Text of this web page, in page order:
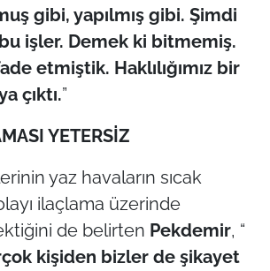
gibi, yapılmış gibi. Şimdi
işler. Demek ki bitmemiş.
etmiştik. Haklılığımız bir
çıktı.”
YETERSİZ
yaz havaların sıcak
ilaçlama üzerinde
de belirten Pekdemir, “
kişiden bizler de şikayet